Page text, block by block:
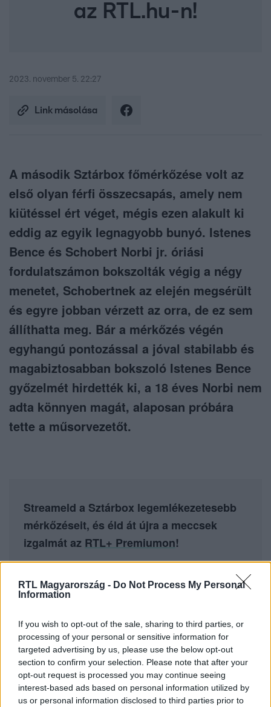
RTL Magyarország - Do Not Process My Personal
Information
If you wish to opt-out of the sale, sharing to third parties, or
processing of your personal or sensitive information for
targeted advertising by us, please use the below opt-out
section to confirm your selection. Please note that after your
opt-out request is processed you may continue seeing
interest-based ads based on personal information utilized by
us or personal information disclosed to third parties prior to
az RTL.hu-n!
2023. november 5. 22:27
Link másolása
A második Sztárbox főmérkőzése volt az
első olyan férfi összecsapás, amely nem
kiütéssel ért véget, mégis ezen alakult ki
eddig az egyik legnagyobb bunyó. Istenes
Bence és Schobert Norbi jr. óriási
fordulatszámon bokszolták végig a négy
menetet, Schobertnek az elején megsérült
és egyre jobban vérzett az orra, de ez sem
állíthatta meg. Bár a mérkőzés végén
egyhangú pontozással a jóval stabilabb és
magabiztosabban bokszoló Istenes Bence
győzelmét hirdették ki, a 18 éves Norbi nem
adta könnyen magát, alaposan próbára
tette a műsorvezetőt.
Streameld a Sztárbox legemlékezetesebb
mérkőzéseit, és éld át újra a meccsek
izgalmát az RTL+ Premiumon!
legyen a Google-találatokban!